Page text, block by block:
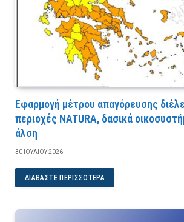
Εφαρμογή μέτρου απαγόρευσης
περιοχές NATURA, δασικά
άλση
30 ΙΟΥΛΊΟΥ 2026
ΔΙΑΒΆΣΤΕ ΠΕΡΙΣΣΌΤΕΡΑ